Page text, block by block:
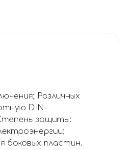
Различных
DIN-
защиты:
боковых пластин.